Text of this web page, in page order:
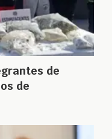
de
de